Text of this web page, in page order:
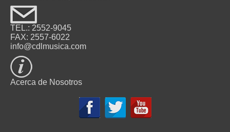
TEL.: 2552-9045
FAX: 2557-6022
info@cdlmusica.com
Acerca de Nosotros